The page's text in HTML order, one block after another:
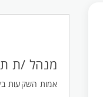
מנהל /ת
אמות השקעות